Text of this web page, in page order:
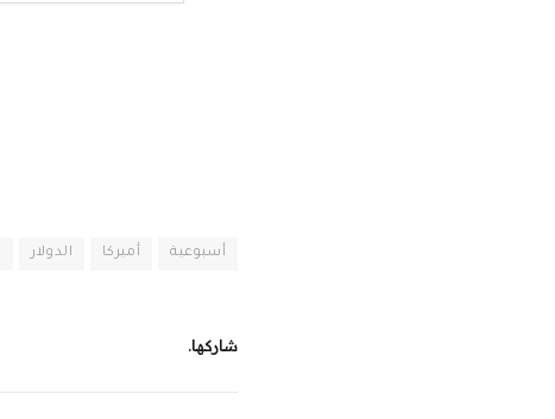
أسبوعية أميركا الدولار
شاركها.